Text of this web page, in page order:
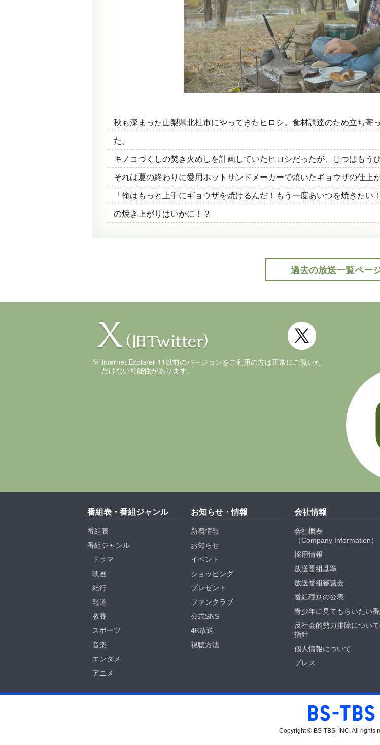
秋も深まった山梨県北杜市にやってきたヒロシ。食材調達のため立ち寄
た。
キノコづくしの焚き火めしを計画していたヒロシだったが、じつはもう
それは夏の終わりに愛用ホットサンドメーカーで焼いたギョウザの仕上
「俺はもっと上手にギョウザを焼けるんだ！もう一度あいつを焼きた
の焼き上がりはいかに！？
過去の放送一覧ペー
公式
Internet Explorer 11以前のバージョンをご利用の方は正常にご覧いた
だけない可能性があります。
Copyright © BS-TBS, INC. All rights
番組表・番組ジャンル
番組表
番組ジャンル
ドラマ
映画
紀行
報道
教養
スポーツ
音楽
エンタメ
アニメ
お知らせ・情報
新着情報
お知らせ
イベント
ショッピング
プレゼント
ファンクラブ
公式SNS
4K放送
視聴方法
会社情報
会社概要
（Company Information）
採用情報
放送番組基準
放送番組審議会
番組種別の公表
青少年に見てもらいたい番
反社会的勢力排除につい
指針
個人情報について
プレス